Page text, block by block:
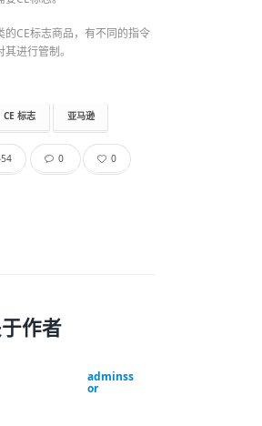
的CE标志商品，有不同的指令
进行管制。
CE 标志 亚马逊
0 0
作者
adminss
or